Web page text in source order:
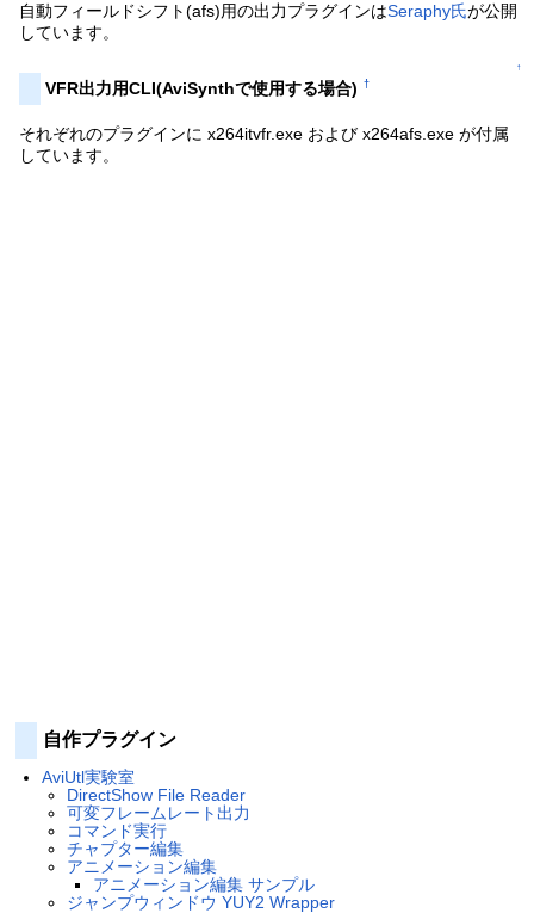
自動フィールドシフト(afs)用の出力プラグインはSeraphy氏が公開
しています。
↑
VFR出力用CLI(AviSynthで使用する場合) †
それぞれのプラグインに x264itvfr.exe および x264afs.exe が付属
しています。
自作プラグイン
AviUtl実験室
DirectShow File Reader
可変フレームレート出力
コマンド実行
チャプター編集
アニメーション編集
アニメーション編集 サンプル
ジャンプウィンドウ YUY2 Wrapper